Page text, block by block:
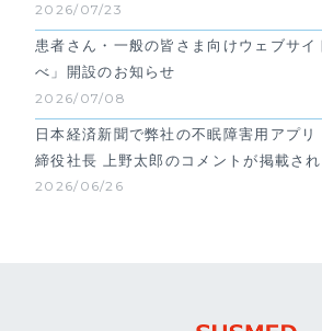
2026/07/23
2026/07/08
患者さん・一般の皆さま向けウェブサイ
べ」開設のお知らせ
2026/06/26
日本経済新聞で弊社の不眠障害用アプ
締役社長 上野太郎のコメントが掲載さ